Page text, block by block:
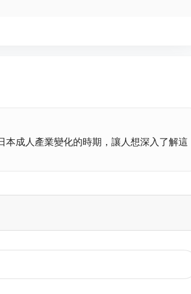
成人產業變化的時期，讓人想深入了解這